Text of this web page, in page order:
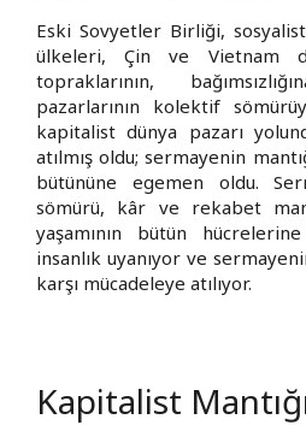
Eski Sovyetler Birliği,
ülkeleri, Çin ve Vietnam
topraklarının,
pazarlarının kolektif
kapitalist dünya pazarı
atılmış oldu; sermayenin
bütününe egemen oldu.
sömürü, kâr ve rekabet
yaşamının bütün
insanlık uyanıyor ve
karşı mücadeleye atılıyor.
Kapitalist